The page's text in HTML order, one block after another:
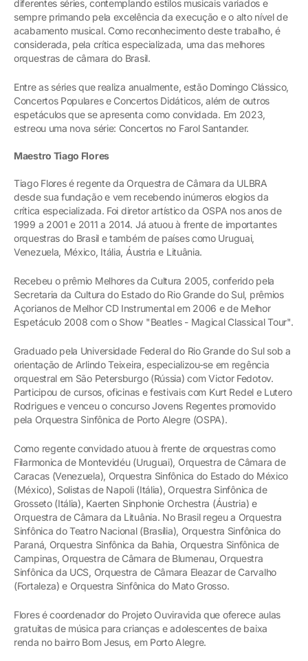
diferentes séries, contemplando estilos musicais variados e
sempre primando pela excelência da execução e o alto nível de
acabamento musical. Como reconhecimento deste trabalho, é
considerada, pela crítica especializada, uma das melhores
orquestras de câmara do Brasil.
Entre as séries que realiza anualmente, estão Domingo Clássico,
Concertos Populares e Concertos Didáticos, além de outros
espetáculos que se apresenta como convidada. Em 2023,
estreou uma nova série: Concertos no Farol Santander.
Maestro Tiago Flores
Tiago Flores é regente da Orquestra de Câmara da ULBRA
desde sua fundação e vem recebendo inúmeros elogios da
crítica especializada. Foi diretor artístico da OSPA nos anos de
1999 a 2001 e 2011 a 2014. Já atuou à frente de importantes
orquestras do Brasil e também de países como Uruguai,
Venezuela, México, Itália, Áustria e Lituânia.
Recebeu o prêmio Melhores da Cultura 2005, conferido pela
Secretaria da Cultura do Estado do Rio Grande do Sul, prêmios
Açorianos de Melhor CD Instrumental em 2006 e de Melhor
Espetáculo 2008 com o Show "Beatles - Magical Classical Tour".
Graduado pela Universidade Federal do Rio Grande do Sul sob a
orientação de Arlindo Teixeira, especializou-se em regência
orquestral em São Petersburgo (Rússia) com Victor Fedotov.
Participou de cursos, oficinas e festivais com Kurt Redel e Lutero
Rodrigues e venceu o concurso Jovens Regentes promovido
pela Orquestra Sinfônica de Porto Alegre (OSPA).
Como regente convidado atuou à frente de orquestras como
Filarmonica de Montevidéu (Uruguai), Orquestra de Câmara de
Caracas (Venezuela), Orquestra Sinfônica do Estado do México
(México), Solistas de Napoli (Itália), Orquestra Sinfônica de
Grosseto (Itália), Kaerten Sinphonie Orchestra (Áustria) e
Orquestra de Câmara da Lituânia. No Brasil regeu a Orquestra
Sinfônica do Teatro Nacional (Brasília), Orquestra Sinfônica do
Paraná, Orquestra Sinfônica da Bahia, Orquestra Sinfônica de
Campinas, Orquestra de Câmara de Blumenau, Orquestra
Sinfônica da UCS, Orquestra de Câmara Eleazar de Carvalho
(Fortaleza) e Orquestra Sinfônica do Mato Grosso.
Flores é coordenador do Projeto Ouviravida que oferece aulas
gratuitas de música para crianças e adolescentes de baixa
renda no bairro Bom Jesus, em Porto Alegre.